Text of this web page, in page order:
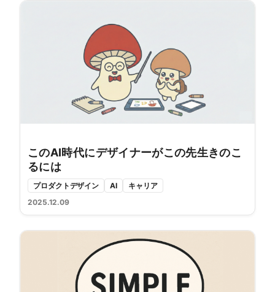
このAI時代にデザイナーがこの先生きのこ
るには
プロダクトデザイン AI
キャリア
2025.12.09